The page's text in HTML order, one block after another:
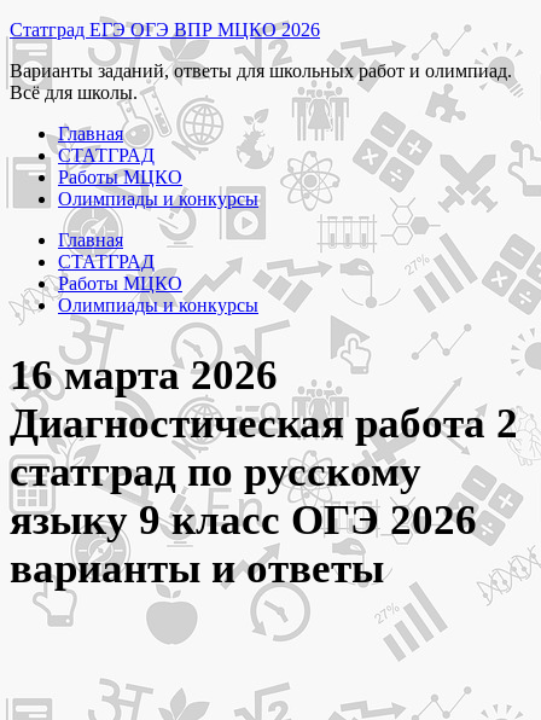
Перейти
к
содержимому
Статград ЕГЭ ОГЭ ВПР МЦКО 2026
Варианты заданий, ответы для школьных работ и олимпиад.
Всё для школы.
Главная
СТАТГРАД
Работы МЦКО
Олимпиады и конкурсы
Главная
СТАТГРАД
Работы МЦКО
Олимпиады и конкурсы
16 марта 2026
Диагностическая работа 2
статград по русскому
языку 9 класс ОГЭ 2026
варианты и ответы